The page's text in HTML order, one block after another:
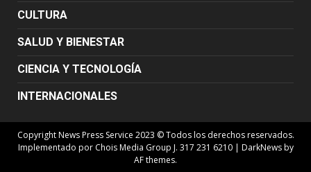
CULTURA
SALUD Y BIENESTAR
CIENCIA Y TECNOLOGÍA
INTERNACIONALES
Copyright News Press Service 2023 © Todos los derechos reservados.
Implementado por Chois Media Group J. 317 231 6210 | DarkNewsby
AF themes.